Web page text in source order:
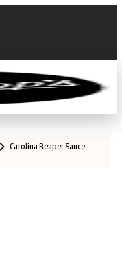
0
Carolina Reaper Sauce